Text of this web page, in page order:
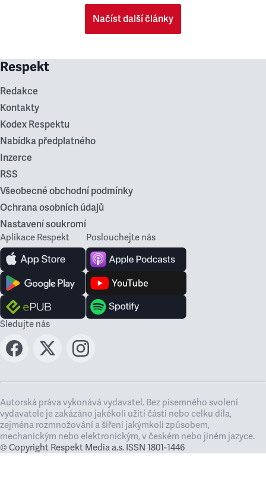
Načíst další články
Respekt
Redakce
Kontakty
Kodex Respektu
Nabídka předplatného
Inzerce
RSS
Všeobecné obchodní podmínky
Ochrana osobních údajů
Nastavení soukromí
Aplikace Respekt Poslouchejte nás
Sledujte nás
Autorská práva vykonává vydavatel. Bez písemného svolení
vydavatele je zakázáno jakékoli užití částí nebo celku díla,
zejména rozmnožování a šíření jakýmkoli způsobem,
mechanickým nebo elektronickým, v českém nebo jiném jazyce.
© Copyright Respekt Media a.s. ISSN 1801-1446